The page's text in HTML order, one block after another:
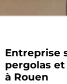
sur nos
Profitez
Entreprise
pergolas
à Rouen